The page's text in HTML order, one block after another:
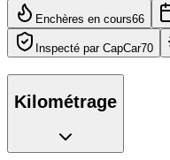
Enchères en cours66
Inspecté par CapCar70
Kilométrage